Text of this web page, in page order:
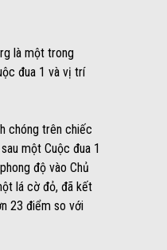
là một trong
đua 1 và vị trí
chóng trên chiếc
một Cuộc đua 1
độ vào Chủ
lá cờ đỏ, đã kết
23 điểm so với